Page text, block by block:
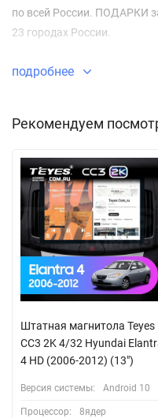
по всей России. ПОДАРКИ
23 городах России.
подробнее
Рекомендуем
Штатная магнитола Teyes
CC3 2K 4/32 Hyundai
4 HD (2006-2012) (13")
Версия системы: Android 10
Процессор: 8ядер